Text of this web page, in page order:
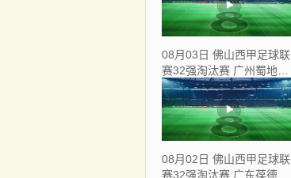
08月03日 佛山西甲足球联
赛32强淘汰赛 广州蜀地红
VS 广州戴拿模 全场录像
08月02日 佛山西甲足球联
赛32强淘汰赛 广东葆德澳